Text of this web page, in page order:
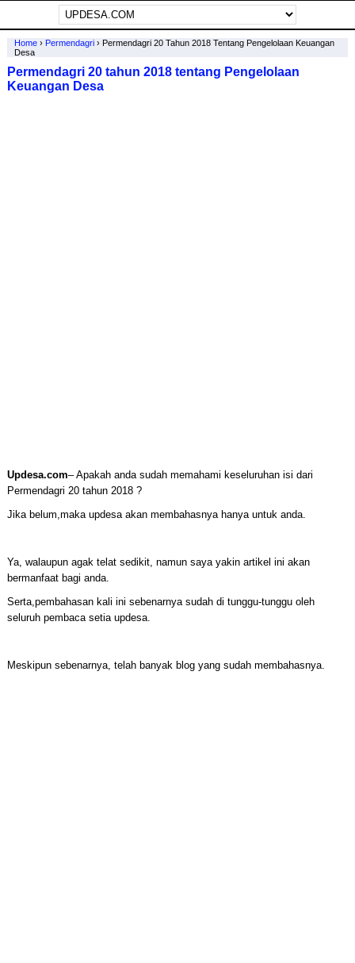
Home› Permendagri› Permendagri 20 Tahun 2018 Tentang Pengelolaan Keuangan
Desa
Permendagri 20 tahun 2018 tentang Pengelolaan
Keuangan Desa
Updesa.com– Apakah anda sudah memahami keseluruhan isi dari
Permendagri 20 tahun 2018 ?
Jika belum,maka updesa akan membahasnya hanya untuk anda.
Ya, walaupun agak telat sedikit, namun saya yakin artikel ini akan
bermanfaat bagi anda.
Serta,pembahasan kali ini sebenarnya sudah di tunggu-tunggu oleh
seluruh pembaca setia updesa.
Meskipun sebenarnya, telah banyak blog yang sudah membahasnya.